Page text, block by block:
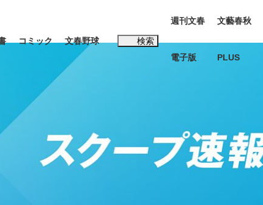
棋
コミック 文春野球 検索
週刊文春
電子版
文藝春秋
PLUS